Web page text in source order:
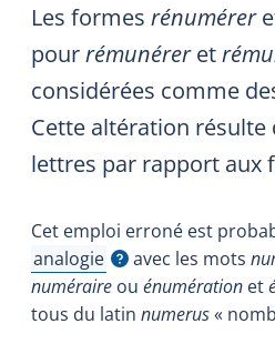
Les formes rénumérer
pourrémunéreret
considérées comme
Cette altération résulte
lettres par rapport aux
Cet emploi erroné est
analogie
Afficher l'infobulle
avec les mots
numéraire ou énumération et
tous du latin numerus«